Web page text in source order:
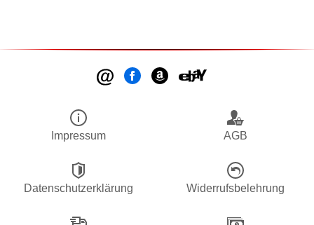
Impressum AGB
Datenschutzerklärung Widerrufsbelehrung